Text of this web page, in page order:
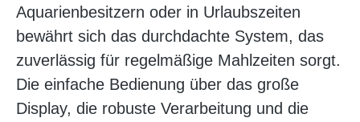
Aquarienbesitzern oder in Urlaubszeiten
bewährt sich das durchdachte System, das
zuverlässig für regelmäßige Mahlzeiten sorgt.
Die einfache Bedienung über das große
Display, die robuste Verarbeitung und die